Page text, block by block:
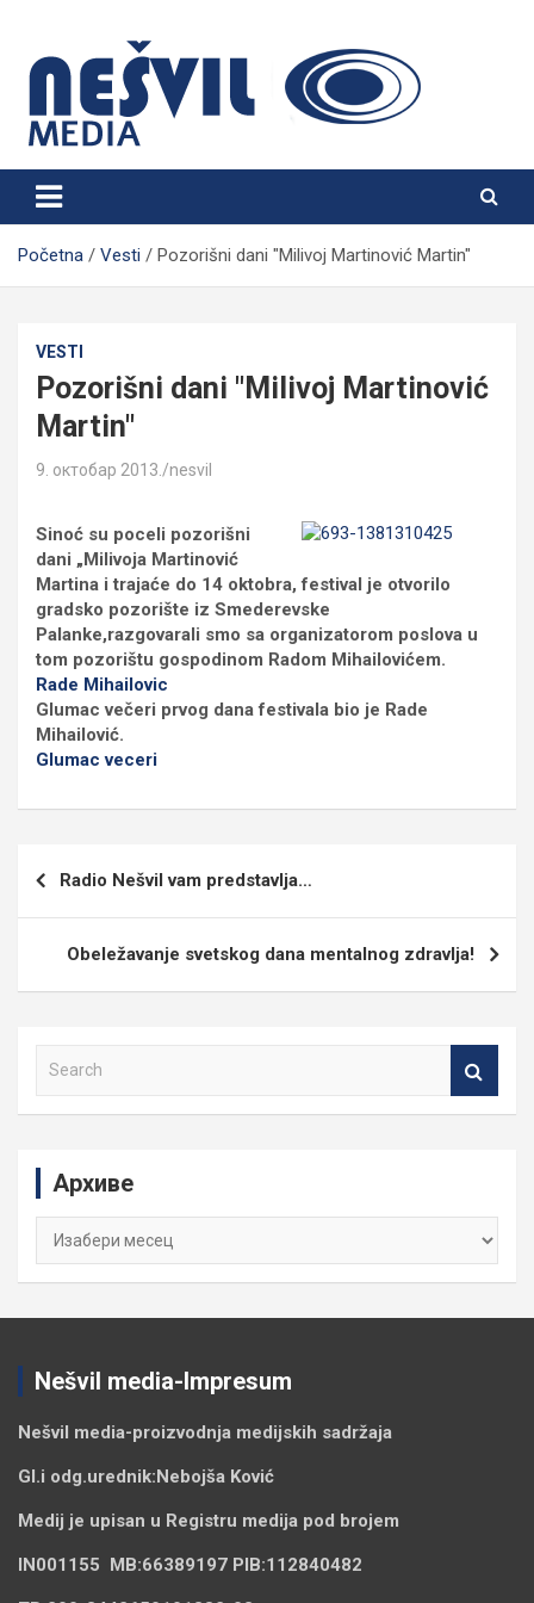
content
Nešvil Media Bogatić
Početna Vesti Pozorišni dani "Milivoj Martinović Martin"
VESTI
Pozorišni dani "Milivoj Martinović
Martin"
9. октобар 2013. nesvil
Sinoć su poceli pozorišni
dani „Milivoja Martinović
Martina i trajaće do 14 oktobra, festival je otvorilo
gradsko pozorište iz Smederevske
Palanke,razgovarali smo sa organizatorom poslova u
tom pozorištu gospodinom Radom Mihailovićem.
Rade Mihailovic
Glumac večeri prvog dana festivala bio je Rade
Mihailović.
Glumac veceri
Radio Nešvil vam predstavlja…
Obeležavanje svetskog dana mentalnog zdravlja!
Архиве
Архиве
Nešvil media-Impresum
Nešvil media-proizvodnja medijskih sadržaja
Gl.i odg.urednik:Nebojša Ković
Medij je upisan u Registru medija pod brojem
IN001155 MB:66389197 PIB:112840482